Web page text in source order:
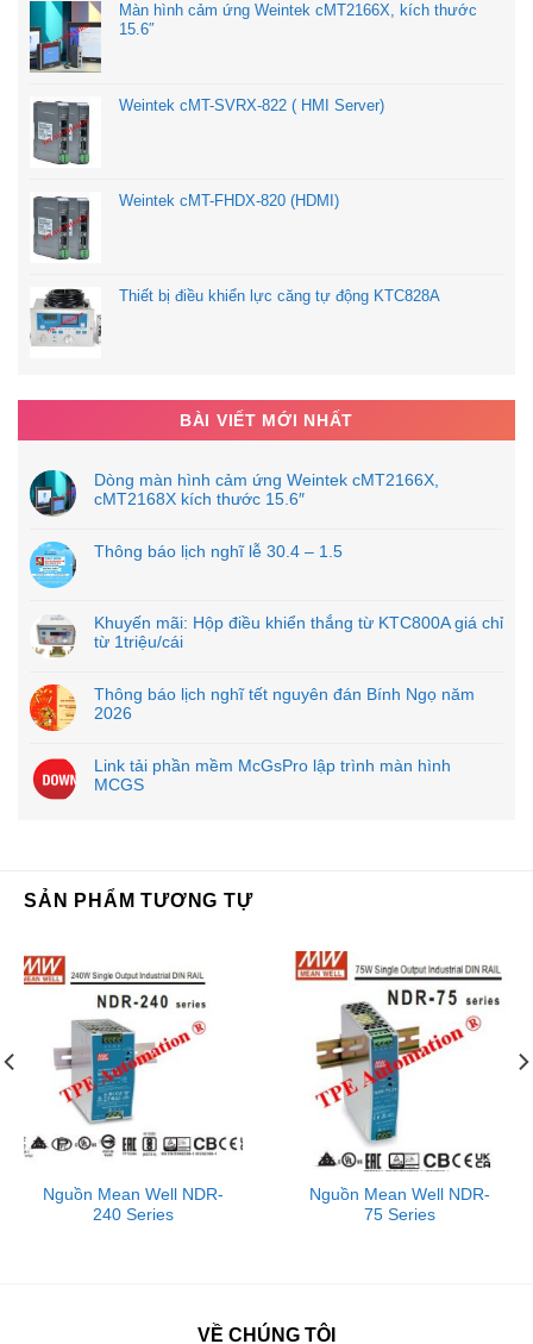
Màn hình cảm ứng Weintek cMT2166X, kích thước
15.6″
Weintek cMT-SVRX-822 ( HMI Server)
Weintek cMT-FHDX-820 (HDMI)
Thiết bị điều khiển lực căng tự động KTC828A
BÀI VIẾT MỚI NHẤT
Dòng màn hình cảm ứng Weintek cMT2166X,
cMT2168X kích thước 15.6″
Thông báo lịch nghĩ lễ 30.4 – 1.5
Khuyến mãi: Hộp điều khiển thắng từ KTC800A giá chỉ
từ 1triệu/cái
Thông báo lịch nghĩ tết nguyên đán Bính Ngọ năm
2026
Link tải phần mềm McGsPro lập trình màn hình
MCGS
SẢN PHẨM TƯƠNG TỰ
Nguồn Mean Well NDR-
240 Series
Nguồn Mean Well NDR-
75 Series
VỀ CHÚNG TÔI